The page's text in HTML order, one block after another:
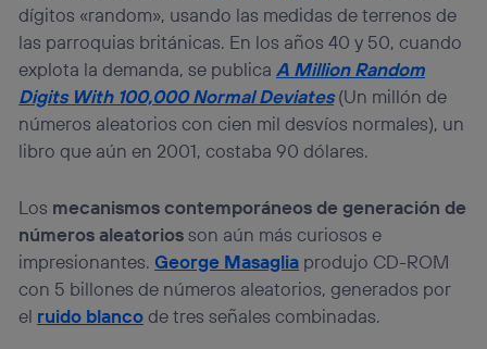
dígitos «random», usando las medidas de terrenos de
las parroquias británicas. En los años 40 y 50, cuando
explota la demanda, se publica A Million Random
Digits With 100,000 Normal Deviates(Un millón de
números aleatorios con cien mil desvíos normales), un
libro que aún en 2001, costaba 90 dólares.
Los mecanismos contemporáneos de generación de
números aleatoriosson aún más curiosos e
impresionantes.George Masaglia produjo CD-ROM
con 5 billones de números aleatorios, generados por
el ruido blancode tres señales combinadas.